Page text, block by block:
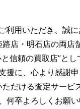
利用いただき、誠
店・明石店の両店
信頼の買取店”とし
援に、心より感謝申
だける査定サービ
卒よろしくお願い